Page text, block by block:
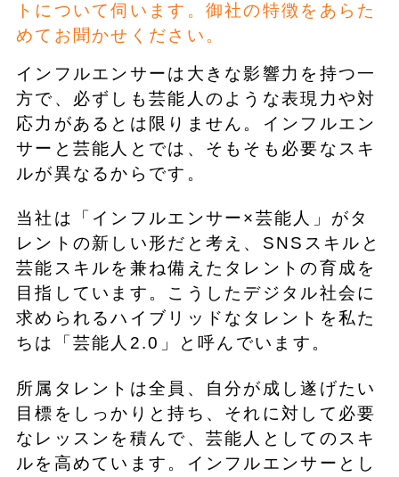
トについて伺います。御社の特徴をあらた
めてお聞かせください。
インフルエンサーは大きな影響力を持つ一
方で、必ずしも芸能人のような表現力や対
応力があるとは限りません。インフルエン
サーと芸能人とでは、そもそも必要なスキ
ルが異なるからです。
当社は「インフルエンサー×芸能人」がタ
レントの新しい形だと考え、SNSスキルと
芸能スキルを兼ね備えたタレントの育成を
目指しています。こうしたデジタル社会に
求められるハイブリッドなタレントを私た
ちは「芸能人2.0」と呼んでいます。
所属タレントは全員、自分が成し遂げたい
目標をしっかりと持ち、それに対して必要
なレッスンを積んで、芸能人としてのスキ
ルを高めています。インフルエンサーとし